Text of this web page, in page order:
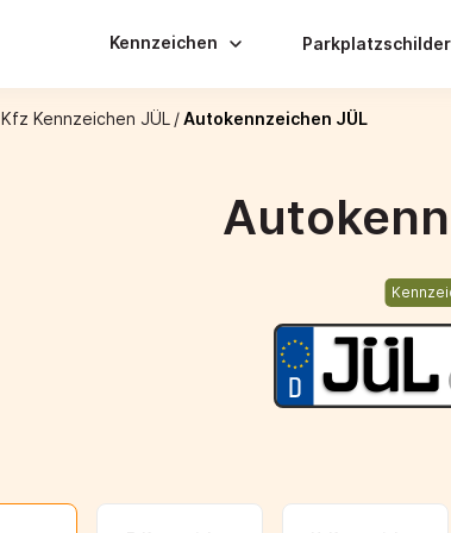
Kennzeichen Parkplatzschilder
Kfz Kennzeichen JÜL /Autokennzeichen JÜL